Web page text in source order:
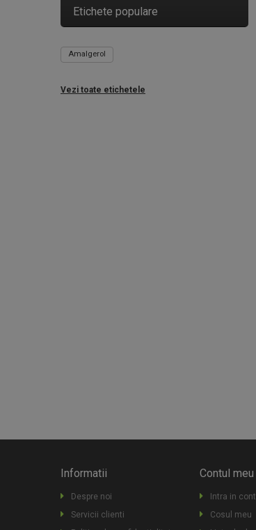
Etichete populare
Amalgerol
Vezi toate etichetele
Informatii
Despre noi
Servicii clienti
Contul meu
Intra in cont
Cosul meu